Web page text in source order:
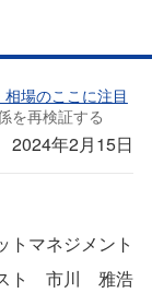
場のここに注目
を再検証する
2024年2月15日
トマネジメント
スト 市川 雅浩